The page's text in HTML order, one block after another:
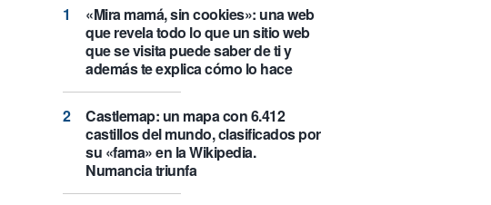
«Mira mamá, sin cookies»: una web
que revela todo lo que un sitio web
que se visita puede saber de ti y
además te explica cómo lo hace
Castlemap: un mapa con 6.412
castillos del mundo, clasificados por
su «fama» en la Wikipedia.
Numancia triunfa